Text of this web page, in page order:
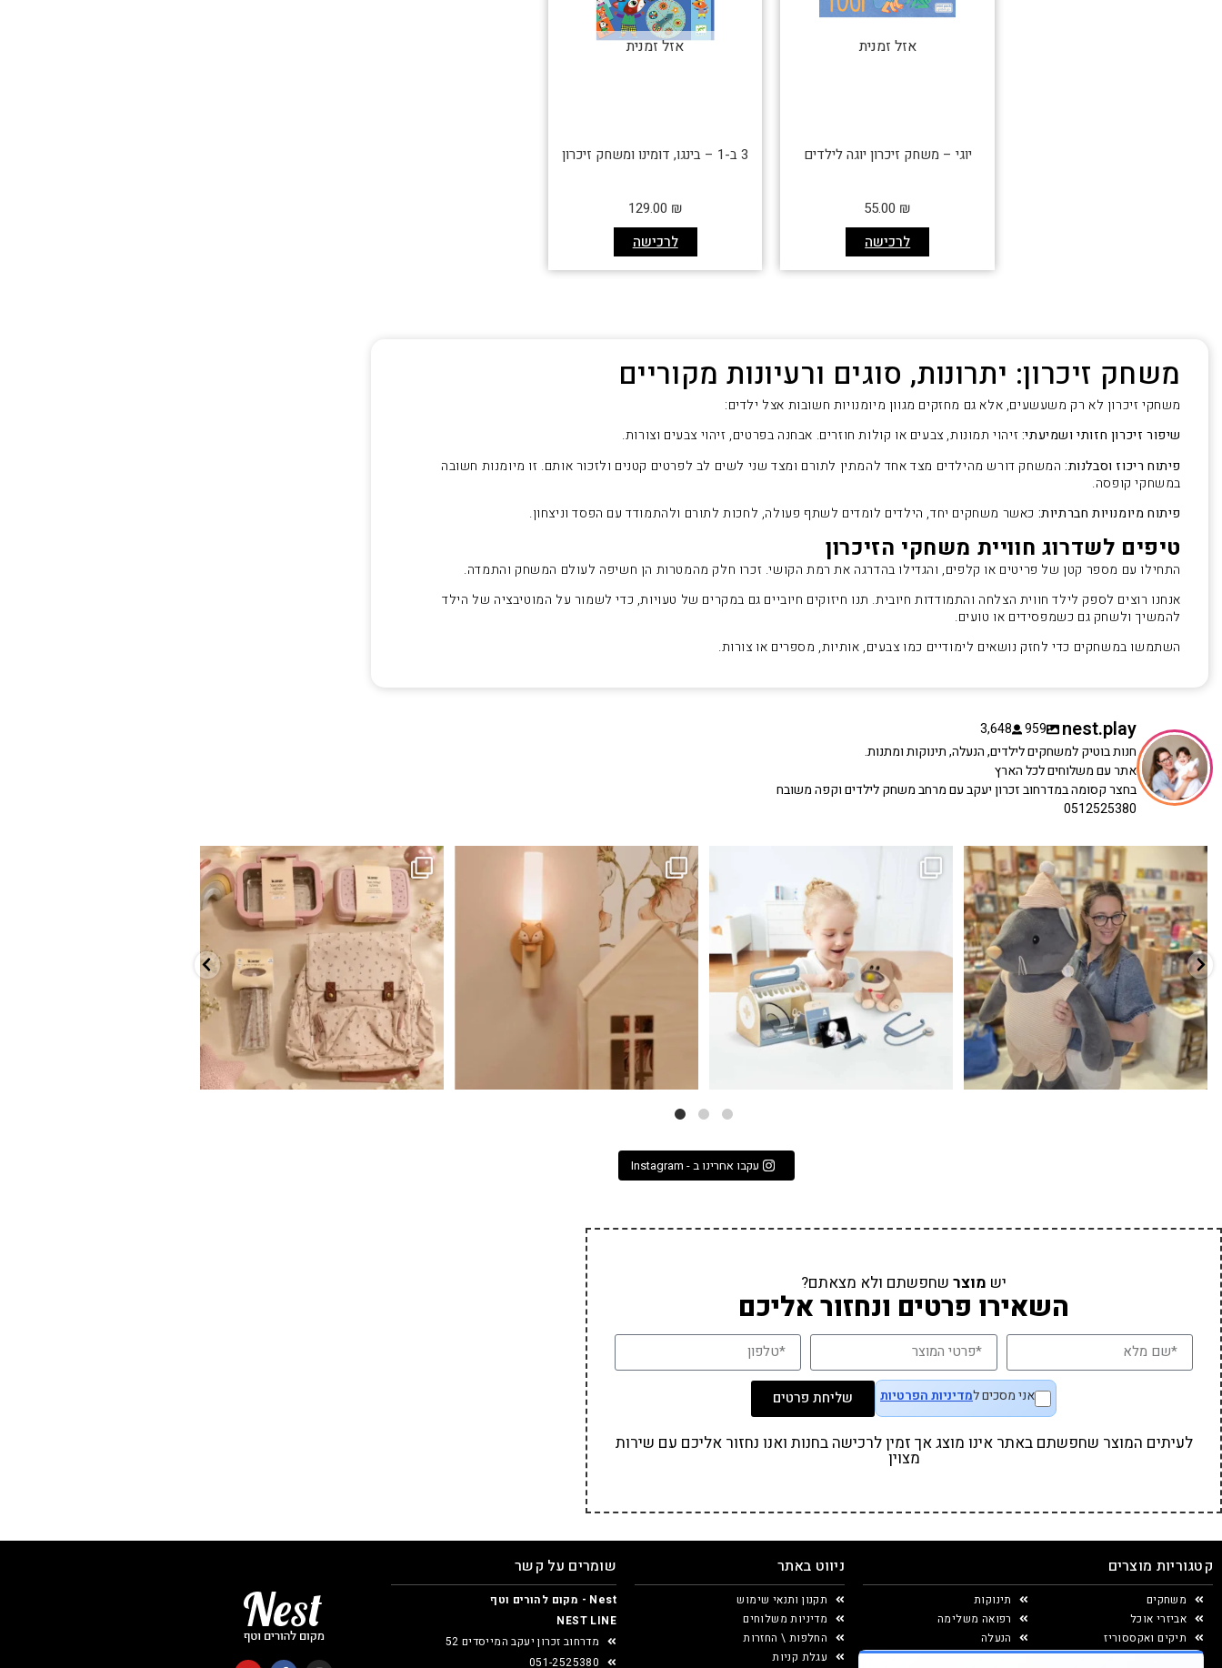
אזל זמנית
יוגי – משחק זיכרון יוגה לילדים
לרכישה
55.00 ₪
אזל זמנית
3 ב-1 – בינגו, דומינו ומשחק זיכרון
לרכישה
129.00 ₪
משחק זיכרון: יתרונות, סוגים ורעיונות מקוריים
משחקי זיכרון לא רק משעשעים, אלא גם מחזקים מגוון מיומנויות חשובות אצל ילדים:
שיפור זיכרון חזותי ושמיעתי:זיהוי תמונות, צבעים או קולות חוזרים. אבחנה בפרטים, זיהוי צבעים וצורות.
פיתוח ריכוז וסבלנות: המשחק דורש מהילדים מצד אחד להמתין לתורם ומצד שני לשים לב לפרטים קטנים ולזכור אותם. זו מיומנות חשובה
במשחקי קופסה.
פיתוח מיומנויות חברתיות: כאשר משחקים יחד, הילדים לומדים לשתף פעולה, לחכות לתורם ולהתמודד עם הפסד וניצחון.
טיפים לשדרוג חוויית משחקי הזיכרון
התחילו עם מספר קטן של פריטים או קלפים, והגדילו בהדרגה את רמת הקושי. זכרו חלק מהמטרות הן חשיפה לעולם המשחק והתמדה.
אנחנו רוצים לספק לילד חווית הצלחה והתמודדות חיובית. תנו חיזוקים חיוביים גם במקרים של טעויות, כדי לשמור על המוטיבציה של הילד
להמשיך ולשחק גם כשמפסידים או טועים.
השתמשו במשחקים כדי לחזק נושאים לימודיים כמו צבעים, אותיות, מספרים או צורות.
nest.play
959
3,648
חנות בוטיק למשחקים לילדים, הנעלה, תינוקות ומתנות.
אתר עם משלוחים לכל הארץ
בחצר קסומה במדרחוב זכרון יעקב עם מרחב משחק לילדים וקפה משובח
0512525380
הקולקציה החדשה
9 4
גם פריט עיצובי לחדר, גם מנורת לילה מרגיעה, וגם...
0
7 0
כשפתחתי את החנות חלמתי ליצור מקום שהייתי
שמחה
39 16
עקבו אחרינו ב - Instagram
יש מוצר שחפשתם ולא מצאתם?
השאירו פרטים ונחזור אליכם
אני מסכים למדיניות הפרטיות שליחת פרטים
לעיתים המוצר שחפשתם באתר אינו מוצג אך זמין לרכישה בחנות ואנו נחזור אליכם עם שירות
מצוין
קטגוריות מוצרים
משחקים
אביזרי אוכל
תיקים ואקססוריז
יצירה ומוצרי נייר
תינוקות
רפואה משלימה
הנעלה
ניווט באתר
תקנון ותנאי שימוש
מדיניות משלוחים
החלפות \ החזרות
עגלת קניות
שומרים על קשר
Nest - מקום להורים וטף
NEST LINE
מדרחוב זכרון יעקב המייסדים 52
051-2525380